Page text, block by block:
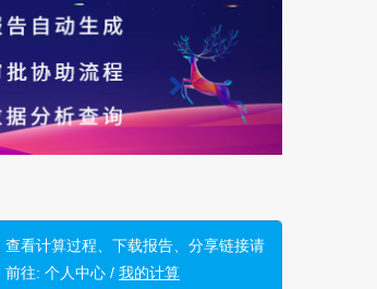
查看计算过程、下载报告、分享链接请
前往: 个人中心 / 我的计算